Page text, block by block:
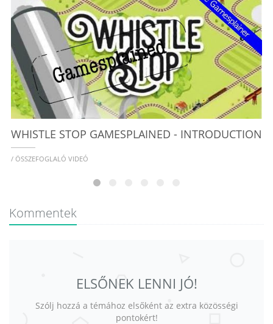
WHISTLE STOP GAMESPLAINED - INTRODUCTION
/ ÖSSZEFOGLALÓ VIDEÓ
Kommentek
ELSŐNEK LENNI JÓ!
Szólj hozzá a témához elsőként az extra közösségi
pontokért!